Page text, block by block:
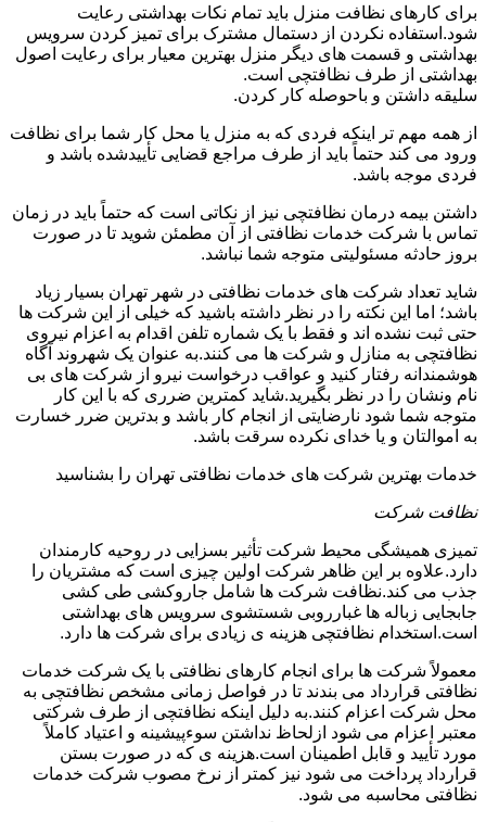
برای کارهای نظافت منزل باید تمام نکات بهداشتی رعایت
شود.استفاده نکردن از دستمال مشترک برای تمیز کردن سرویس
بهداشتی و قسمت های دیگر منزل بهترین معیار برای رعایت اصول
بهداشتی از طرف نظافتچی است.
سلیقه داشتن و باحوصله کار کردن.
از همه مهم تر اینکه فردی که به منزل یا محل کار شما برای نظافت
ورود می کند حتماً باید از طرف مراجع قضایی تأییدشده باشد و
فردی موجه باشد.
داشتن بیمه درمان نظافتچی نیز از نکاتی است که حتماً باید در زمان
تماس با شرکت خدمات نظافتی از آن مطمئن شوید تا در صورت
بروز حادثه مسئولیتی متوجه شما نباشد.
شاید تعداد شرکت های خدمات نظافتی در شهر تهران بسیار زیاد
باشد؛ اما این نکته را در نظر داشته باشید که خیلی از این شرکت ها
حتی ثبت نشده اند و فقط با یک شماره تلفن اقدام به اعزام نیروی
نظافتچی به منازل و شرکت ها می کنند.به عنوان یک شهروند آگاه
هوشمندانه رفتار کنید و عواقب درخواست نیرو از شرکت های بی
نام ونشان را در نظر بگیرید.شاید کمترین ضرری که با این کار
متوجه شما شود نارضایتی از انجام کار باشد و بدترین ضرر خسارت
به اموالتان و یا خدای نکرده سرقت باشد.
خدمات بهترین شرکت های خدمات نظافتی تهران را بشناسید
نظافت شرکت
تمیزی همیشگی محیط شرکت تأثیر بسزایی در روحیه کارمندان
دارد.علاوه بر این ظاهر شرکت اولین چیزی است که مشتریان را
جذب می کند.نظافت شرکت ها شامل جاروکشی طی کشی
جابجایی زباله ها غبارروبی شستشوی سرویس های بهداشتی
است.استخدام نظافتچی هزینه ی زیادی برای شرکت ها دارد.
معمولاً شرکت ها برای انجام کارهای نظافتی با یک شرکت خدمات
نظافتی قرارداد می بندند تا در فواصل زمانی مشخص نظافتچی به
محل شرکت اعزام کنند.به دلیل اینکه نظافتچی از طرف شرکتی
معتبر اعزام می شود ازلحاظ نداشتن سوءپیشینه و اعتیاد کاملاً
مورد تأیید و قابل اطمینان است.هزینه ی که در صورت بستن
قرارداد پرداخت می شود نیز کمتر از نرخ مصوب شرکت خدمات
نظافتی محاسبه می شود.